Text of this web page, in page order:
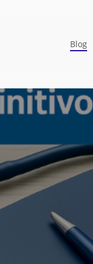
Blog